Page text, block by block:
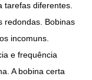
tarefas diferentes.
redondas. Bobinas
incomuns.
e frequência
A bobina certa